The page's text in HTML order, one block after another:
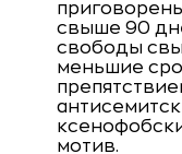
свыше 90
свободы
меньшие
мотив.